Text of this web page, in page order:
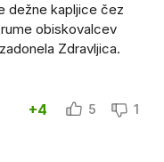
dežne kapljice čez
obiskovalcev
Zdravljica.
+4 5 1